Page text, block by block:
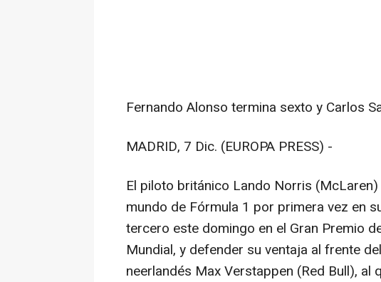
Fernando Alonso termina sexto y Carlos
MADRID, 7 Dic. (EUROPA PRESS) -
El piloto británico Lando Norris
mundo de Fórmula 1 por primera vez en
tercero este domingo en el Gran Premio
Mundial, y defender su ventaja al frente
neerlandés Max Verstappen (Red Bull), al